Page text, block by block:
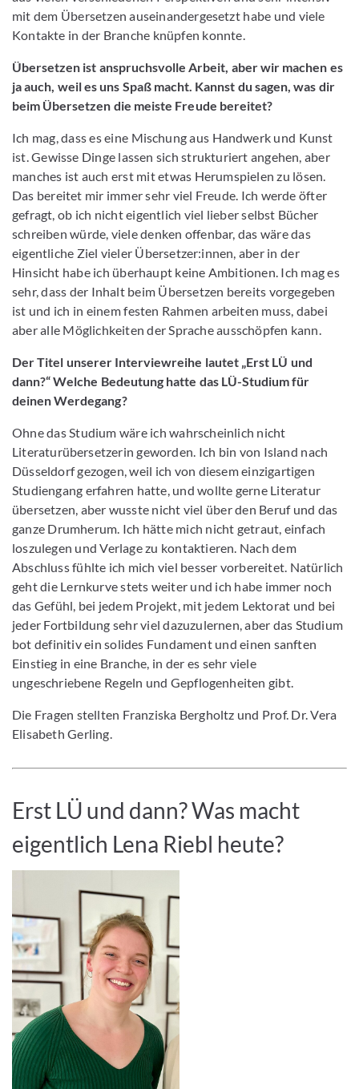
mit dem Übersetzen auseinandergesetzt habe und viele
Kontakte in der Branche knüpfen konnte.
Übersetzen ist anspruchsvolle Arbeit, aber wir machen es
ja auch, weil es uns Spaß macht. Kannst du sagen, was dir
beim Übersetzen die meiste Freude bereitet?
Ich mag, dass es eine Mischung aus Handwerk und Kunst
ist. Gewisse Dinge lassen sich strukturiert angehen, aber
manches ist auch erst mit etwas Herumspielen zu lösen.
Das bereitet mir immer sehr viel Freude. Ich werde öfter
gefragt, ob ich nicht eigentlich viel lieber selbst Bücher
schreiben würde, viele denken offenbar, das wäre das
eigentliche Ziel vieler Übersetzer:innen, aber in der
Hinsicht habe ich überhaupt keine Ambitionen. Ich mag es
sehr, dass der Inhalt beim Übersetzen bereits vorgegeben
ist und ich in einem festen Rahmen arbeiten muss, dabei
aber alle Möglichkeiten der Sprache ausschöpfen kann.
Der Titel unserer Interviewreihe lautet „Erst LÜ und
dann?“ Welche Bedeutung hatte das LÜ-Studium für
deinen Werdegang?
Ohne das Studium wäre ich wahrscheinlich nicht
Literaturübersetzerin geworden. Ich bin von Island nach
Düsseldorf gezogen, weil ich von diesem einzigartigen
Studiengang erfahren hatte, und wollte gerne Literatur
übersetzen, aber wusste nicht viel über den Beruf und das
ganze Drumherum. Ich hätte mich nicht getraut, einfach
loszulegen und Verlage zu kontaktieren. Nach dem
Abschluss fühlte ich mich viel besser vorbereitet. Natürlich
geht die Lernkurve stets weiter und ich habe immer noch
das Gefühl, bei jedem Projekt, mit jedem Lektorat und bei
jeder Fortbildung sehr viel dazuzulernen, aber das Studium
bot definitiv ein solides Fundament und einen sanften
Einstieg in eine Branche, in der es sehr viele
ungeschriebene Regeln und Gepflogenheiten gibt.
Die Fragen stellten Franziska Bergholtz und Prof. Dr. Vera
Elisabeth Gerling.
Erst LÜ und dann? Was macht
eigentlich Lena Riebl heute?